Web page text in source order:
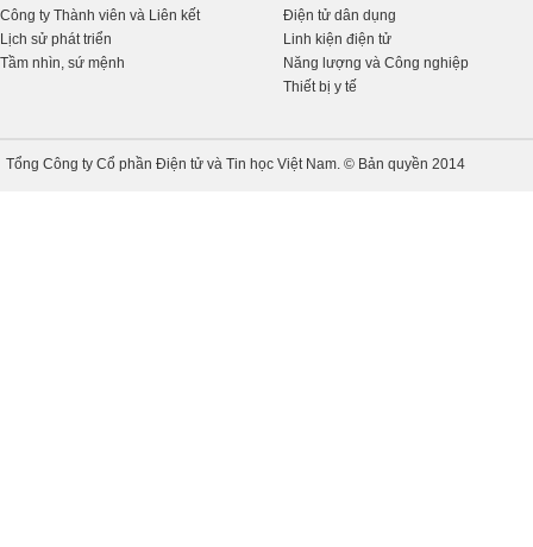
Công ty Thành viên và Liên kết
Lịch sử phát triển
Tầm nhìn, sứ mệnh
Điện tử dân dụng
Linh kiện điện tử
Năng lượng và Công nghiệp
Thiết bị y tế
Tổng Công ty Cổ phần Điện tử và Tin học Việt Nam. © Bản quyền 2014